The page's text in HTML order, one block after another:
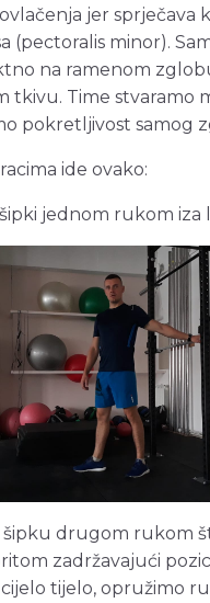
jer sprječava
(pectoralis minor).
na ramenom
tkivu. Time stvaramo
pokretljivost samog
ide ovako:
jednom rukom iza
šipku drugom rukom
zadržavajući
tijelo, opružimo